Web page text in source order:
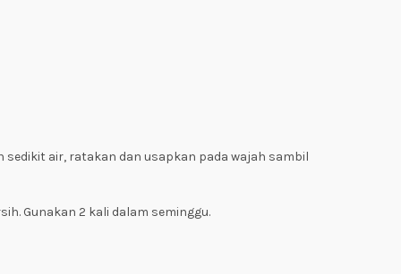
sedikit air, ratakan dan usapkan pada wajah sambil
Gunakan 2 kali dalam seminggu.